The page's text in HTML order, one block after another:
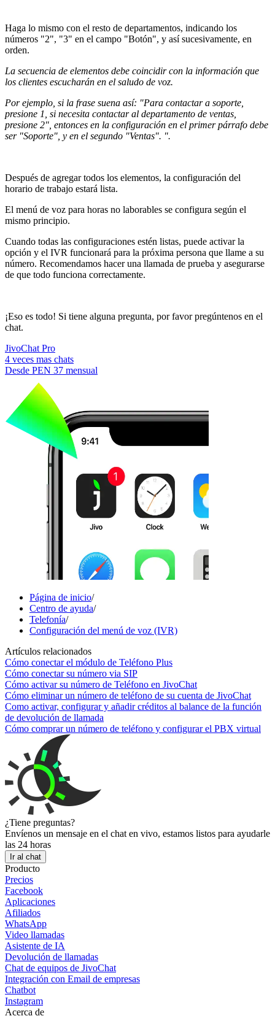
Haga lo mismo con el resto de departamentos, indicando los
números "2", "3" en el campo "Botón", y así sucesivamente, en
orden.
La secuencia de elementos debe coincidir con la información que
los clientes escucharán en el saludo de voz.
Por ejemplo, si la frase suena así: "Para contactar a soporte,
presione 1, si necesita contactar al departamento de ventas,
presione 2", entonces en la configuración en el primer párrafo debe
ser "Soporte", y en el segundo "Ventas". ".
Después de agregar todos los elementos, la configuración del
horario de trabajo estará lista.
El menú de voz para horas no laborables se configura según el
mismo principio.
Cuando todas las configuraciones estén listas, puede activar la
opción y el IVR funcionará para la próxima persona que llame a su
número. Recomendamos hacer una llamada de prueba y asegurarse
de que todo funciona correctamente.
¡Eso es todo! Si tiene alguna pregunta, por favor pregúntenos en el
chat.
JivoChat Pro
4 veces mas chats
Desde PEN 37 mensual
Página de inicio/
Centro de ayuda/
Telefonía/
Configuración del menú de voz (IVR)
Artículos relacionados
Cómo conectar el módulo de Teléfono Plus
Cómo conectar su número via SIP
Cómo activar su número de Teléfono en JivoChat
Cómo eliminar un número de teléfono de su cuenta de JivoChat
Como activar, configurar y añadir créditos al balance de la función
de devolución de llamada
Cómo comprar un número de teléfono y configurar el PBX virtual
¿Tiene preguntas?
Envíenos un mensaje en el chat en vivo, estamos listos para ayudarle
las 24 horas
Ir al chat
Producto
Precios
Facebook
Aplicaciones
Afiliados
WhatsApp
Video llamadas
Asistente de IA
Devolución de llamadas
Chat de equipos de JivoChat
Integración con Email de empresas
Chatbot
Instagram
Acerca de